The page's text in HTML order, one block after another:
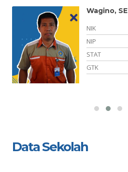
Wagino, SE
NIK
NIP
STAT
GTK
Data Sekolah